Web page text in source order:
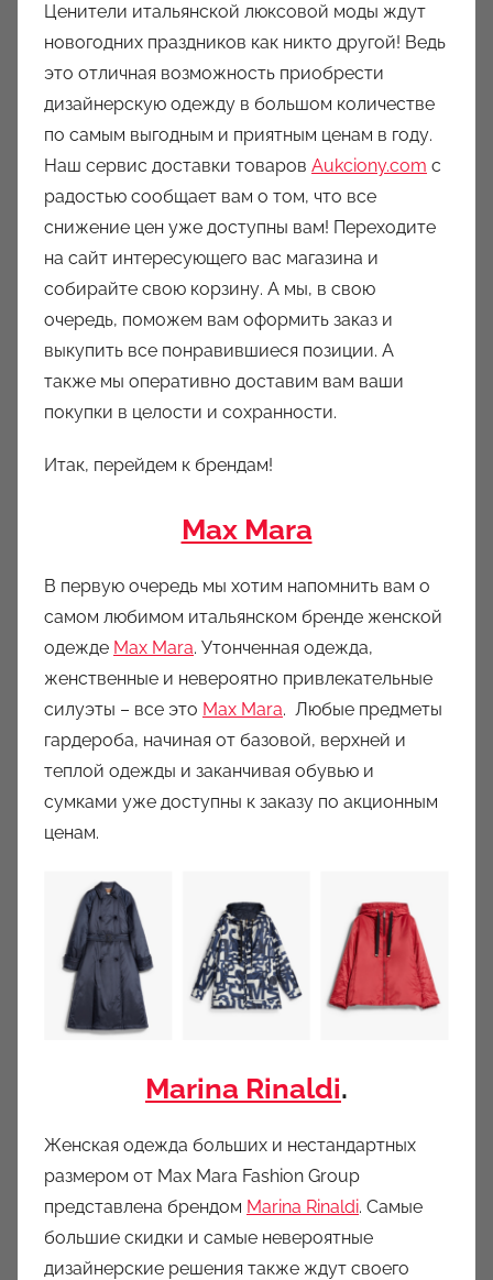
Ценители итальянской люксовой моды ждут
новогодних праздников как никто другой! Ведь
это отличная возможность приобрести
дизайнерскую одежду в большом количестве
по самым выгодным и приятным ценам в году.
Наш сервис доставки товаров Aukciony.com с
радостью сообщает вам о том, что все
снижение цен уже доступны вам! Переходите
на сайт интересующего вас магазина и
собирайте свою корзину. А мы, в свою
очередь, поможем вам оформить заказ и
выкупить все понравившиеся позиции. А
также мы оперативно доставим вам ваши
покупки в целости и сохранности.
Итак, перейдем к брендам!
Max Mara
В первую очередь мы хотим напомнить вам о
самом любимом итальянском бренде женской
одежде Max Mara. Утонченная одежда,
женственные и невероятно привлекательные
силуэты – все это Max Mara. Любые предметы
гардероба, начиная от базовой, верхней и
теплой одежды и заканчивая обувью и
сумками уже доступны к заказу по акционным
ценам.
Marina Rinaldi.
Женская одежда больших и нестандартных
размером от Max Mara Fashion Group
представлена брендом Marina Rinaldi. Самые
большие скидки и самые невероятные
дизайнерские решения также ждут своего